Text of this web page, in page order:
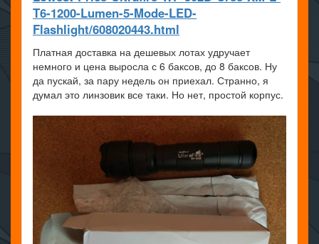
T6-1200-Lumen-5-Mode-LED-
Flashlight/608020443.html
Платная доставка на дешевых лотах удручает
немного и цена выросла с 6 баксов, до 8 баксов. Ну
да пускай, за пару недель он приехал. Странно, я
думал это линзовик все таки. Но нет, простой корпус.